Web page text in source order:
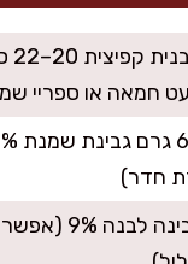
:
חמאה או ספריי
חדר)